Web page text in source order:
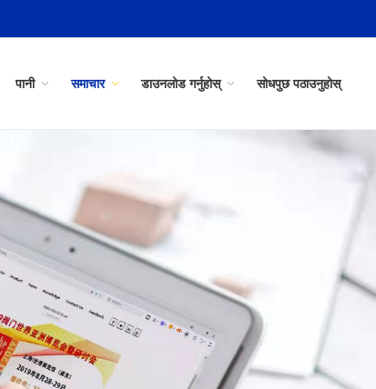
पानी समाचार डाउनलोड गर्नुहोस् सोधपुछ पठाउनुहोस्